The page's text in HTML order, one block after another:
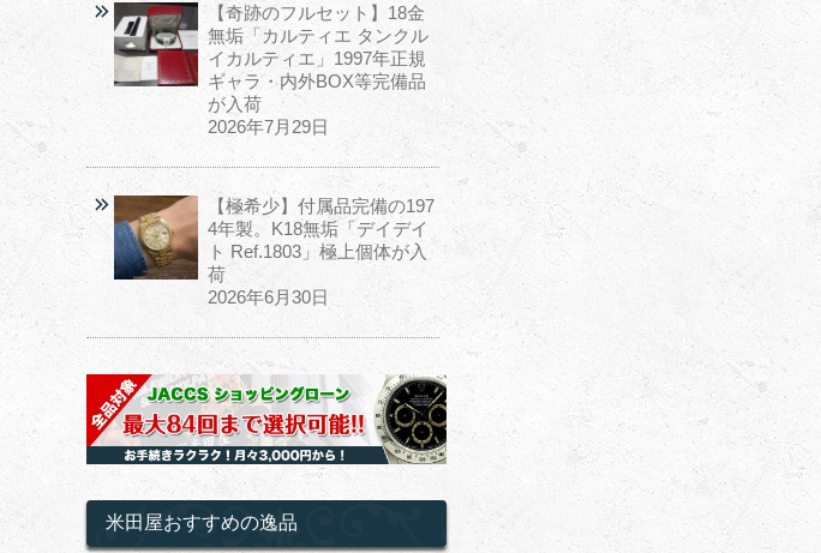
【奇跡のフルセット】18金
無垢「カルティエ タンクル
イカルティエ」1997年正規
ギャラ・内外BOX等完備品
が入荷
2026年7月29日
【極希少】付属品完備の197
4年製。K18無垢「デイデイ
ト Ref.1803」極上個体が入
荷
2026年6月30日
米田屋おすすめの逸品